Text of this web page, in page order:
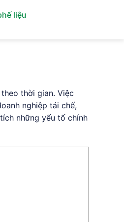
liệu
thời gian. Việc
nghiệp tái chế,
những yếu tố chính